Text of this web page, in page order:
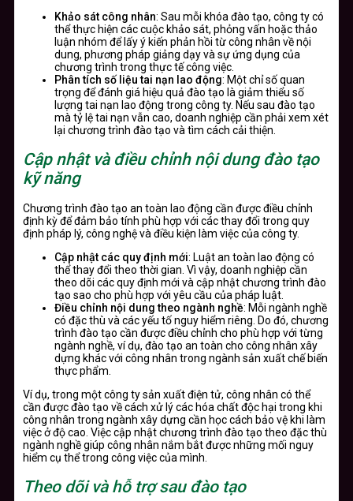
Khảo sát công nhân: Sau mỗi khóa đào tạo, công ty có
thể thực hiện các cuộc khảo sát, phỏng vấn hoặc thảo
luận nhóm để lấy ý kiến phản hồi từ công nhân về nội
dung, phương pháp giảng dạy và sự ứng dụng của
chương trình trong thực tế công việc.
Phân tích số liệu tai nạn lao động: Một chỉ số quan
trọng để đánh giá hiệu quả đào tạo là giảm thiểu số
lượng tai nạn lao động trong công ty. Nếu sau đào tạo
mà tỷ lệ tai nạn vẫn cao, doanh nghiệp cần phải xem xét
lại chương trình đào tạo và tìm cách cải thiện.
Cập nhật và điều chỉnh nội dung đào tạo
kỹ năng
Chương trình đào tạo an toàn lao động cần được điều chỉnh
định kỳ để đảm bảo tính phù hợp với các thay đổi trong quy
định pháp lý, công nghệ và điều kiện làm việc của công ty.
Cập nhật các quy định mới: Luật an toàn lao động có
thể thay đổi theo thời gian. Vì vậy, doanh nghiệp cần
theo dõi các quy định mới và cập nhật chương trình đào
tạo sao cho phù hợp với yêu cầu của pháp luật.
Điều chỉnh nội dung theo ngành nghề: Mỗi ngành nghề
có đặc thù và các yếu tố nguy hiểm riêng. Do đó, chương
trình đào tạo cần được điều chỉnh cho phù hợp với từng
ngành nghề, ví dụ, đào tạo an toàn cho công nhân xây
dựng khác với công nhân trong ngành sản xuất chế biến
thực phẩm.
Ví dụ, trong một công ty sản xuất điện tử, công nhân có thể
cần được đào tạo về cách xử lý các hóa chất độc hại trong khi
công nhân trong ngành xây dựng cần học cách bảo vệ khi làm
việc ở độ cao. Việc cập nhật chương trình đào tạo theo đặc thù
ngành nghề giúp công nhân nắm bắt được những mối nguy
hiểm cụ thể trong công việc của mình.
Theo dõi và hỗ trợ sau đào tạo